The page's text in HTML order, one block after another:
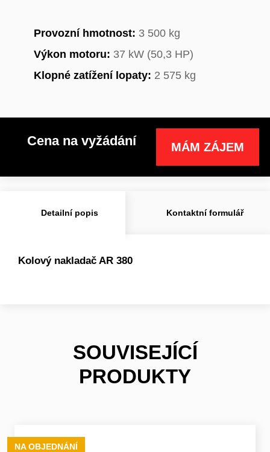
Provozní hmotnost: 3 500 kg
Výkon motoru: 37 kW (50,3 HP)
Klopné zatížení lopaty: 2 575 kg
Cena na vyžádání MÁM ZÁJEM
Detailní popis Kontaktní formulář
Kolový nakladač AR 380
SOUVISEJÍCÍ
PRODUKTY
NA OBJEDNÁNÍ